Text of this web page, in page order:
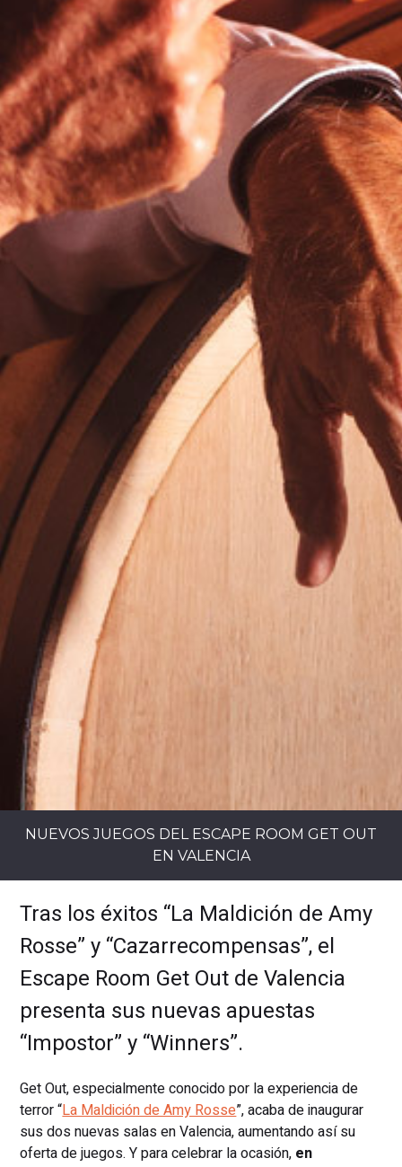
NUEVOS JUEGOS DEL ESCAPE ROOM GET OUT
EN VALENCIA
Tras los éxitos “La Maldición de Amy
Rosse” y “Cazarrecompensas”, el
Escape Room Get Out de Valencia
presenta sus nuevas apuestas
“Impostor” y “Winners”.
Get Out, especialmente conocido por la experiencia de
terror “La Maldición de Amy Rosse”, acaba de inaugurar
sus dos nuevas salas en Valencia, aumentando así su
oferta de juegos. Y para celebrar la ocasión, en